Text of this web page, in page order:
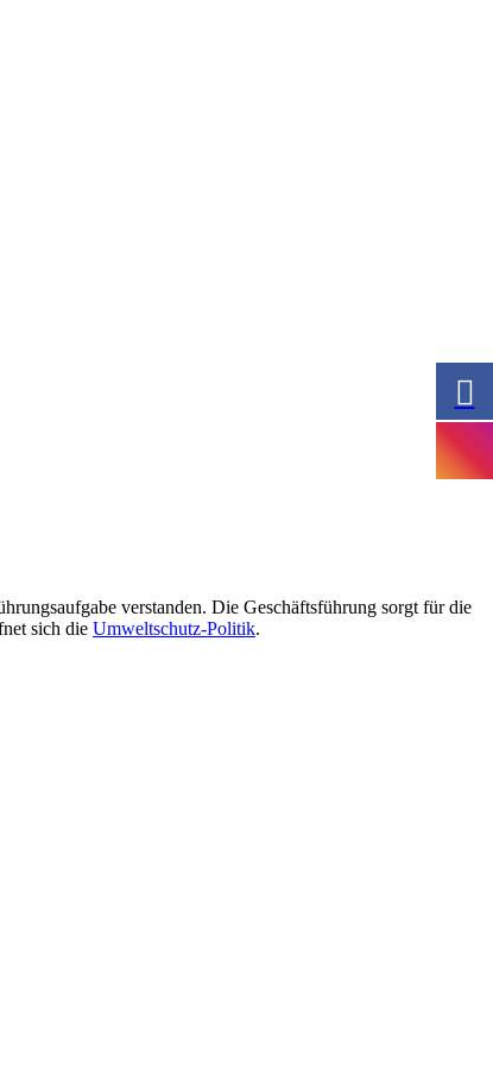
verstanden. Die Geschäftsführung sorgt für die
sich die Umweltschutz-Politik.